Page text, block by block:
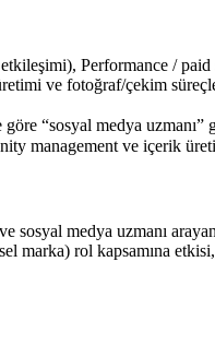
Performance /
ve fotoğraf/çekim
“sosyal medya
management ve içerik
medya uzmanı
rol kapsamına